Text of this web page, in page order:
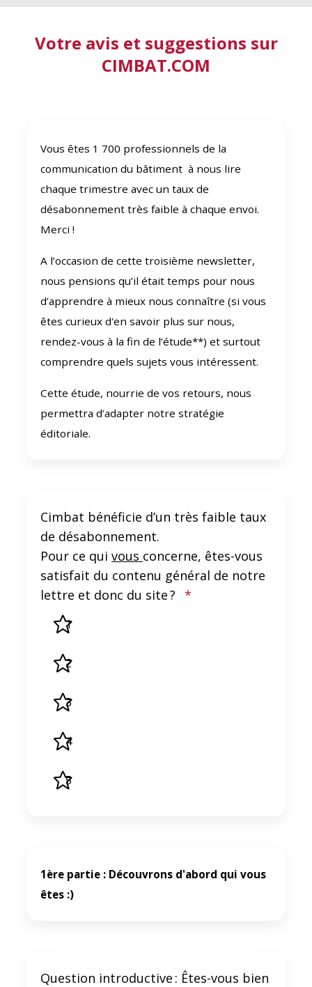
Votre avis et suggestions sur
CIMBAT.COM
Vous êtes 1 700 professionnels de la
communication du bâtiment à nous lire
chaque trimestre avec un taux de
désabonnement très faible à chaque envoi.
Merci !
A l’occasion de cette troisième newsletter,
nous pensions qu’il était temps pour nous
d’apprendre à mieux nous connaître (si vous
êtes curieux d'en savoir plus sur nous,
rendez-vous à la fin de l’étude**) et surtout
comprendre quels sujets vous intéressent.
Cette étude, nourrie de vos retours, nous
permettra d’adapter notre stratégie
éditoriale.
Cimbat bénéficie d’un très faible taux
de désabonnement.
Pour ce qui vous concerne, êtes-vous
satisfait du contenu général de notre
lettre et donc du site ? *
1
2
3
4
5
1ère partie : Découvrons d'abord qui vous
êtes :)
Question introductive : Êtes-vous bien